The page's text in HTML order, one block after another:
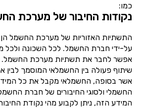
כמו:
נקודות החיבור של מערכת
התשתיות האזוריות של מערכת החשמל
על-ידי חברת החשמל. לכל השכונה ולכל
אפשר לחבר את תשתיות מערכת החשמל.
שיתוף פעולה בין החשמלאי המוסמך
אשר בסופה, החשמלאי מקבל את כל
החשמלי ולסוגי החיבורים של חברת
המידע הזה, ניתן לקבוע מהי נקודת